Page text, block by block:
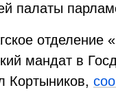
палаты
отделение
мандат в
Кортыников,